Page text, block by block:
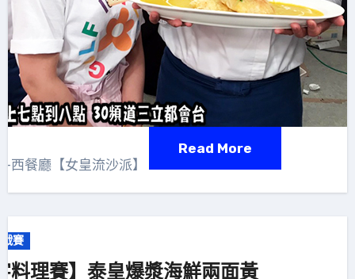
西餐廳【女皇流沙派】
Read More
賽
料理賽】泰皇爆漿海鮮兩面黃